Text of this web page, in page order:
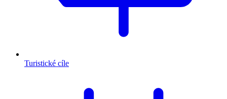
Turistické cíle